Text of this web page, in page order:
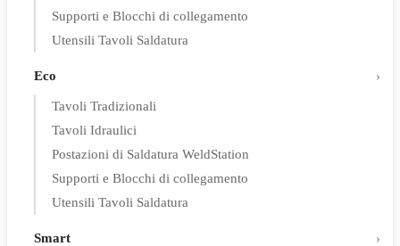
Supporti e Blocchi di collegamento
Utensili Tavoli Saldatura
Eco
Tavoli Tradizionali
Tavoli Idraulici
Postazioni di Saldatura WeldStation
Supporti e Blocchi di collegamento
Utensili Tavoli Saldatura
Smart